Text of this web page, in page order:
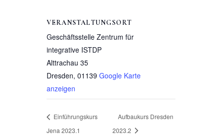
VERANSTALTUNGSORT
Geschäftsstelle Zentrum für
integrative ISTDP
Alttrachau 35
Dresden, 01139 Google Karte
anzeigen
Einführungskurs
Jena 2023.1
Aufbaukurs Dresden
2023.2